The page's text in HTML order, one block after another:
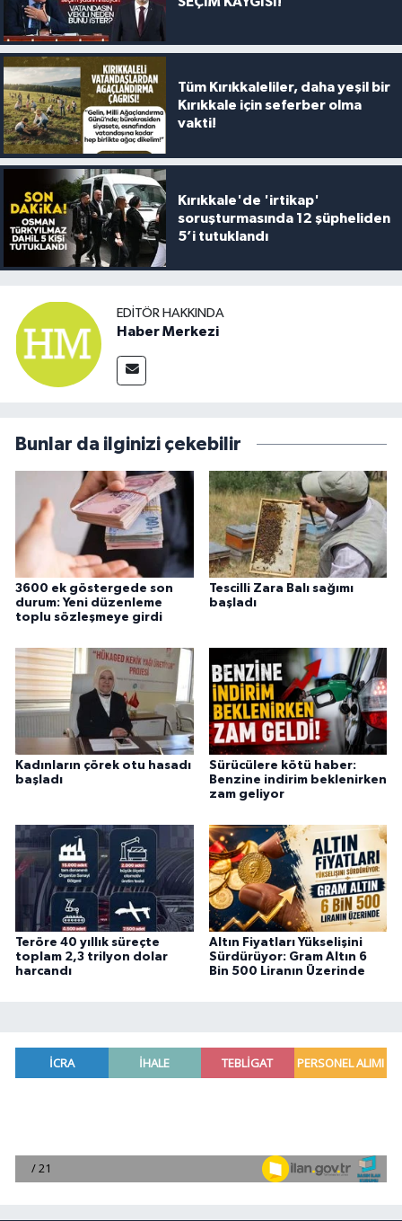
Tüm Kırıkkaleliler, daha yeşil bir
Kırıkkale için seferber olma
vakti!
Kırıkkale'de 'irtikap'
soruşturmasında 12 şüpheliden
5’i tutuklandı
EDITÖR HAKKINDA
Haber Merkezi
Bunlar da ilginizi çekebilir
3600 ek göstergede son
durum: Yeni düzenleme
toplu sözleşmeye girdi
Tescilli Zara Balı sağımı
başladı
Kadınların çörek otu hasadı
başladı
Sürücülere kötü haber:
Benzine indirim beklenirken
zam geliyor
Teröre 40 yıllık süreçte
toplam 2,3 trilyon dolar
harcandı
Altın Fiyatları Yükselişini
Sürdürüyor: Gram Altın 6
Bin 500 Liranın Üzerinde